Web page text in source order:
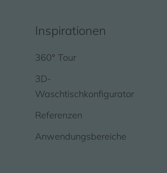
Inspirationen
360° Tour
3D-
Waschtischkonfigurator
Referenzen
Anwendungsbereiche